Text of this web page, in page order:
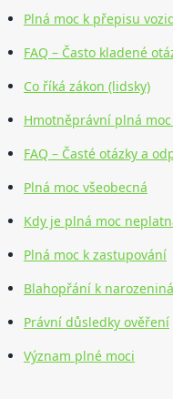
Plná moc k přepisu
FAQ – Často kladené
Co říká zákon (lidsky)
Hmotněprávní plná
FAQ – Časté otázky a
Plná moc všeobecná
Kdy je plná moc
Plná moc k zastupování
Blahopřání k
Právní důsledky ověření
Význam plné moci